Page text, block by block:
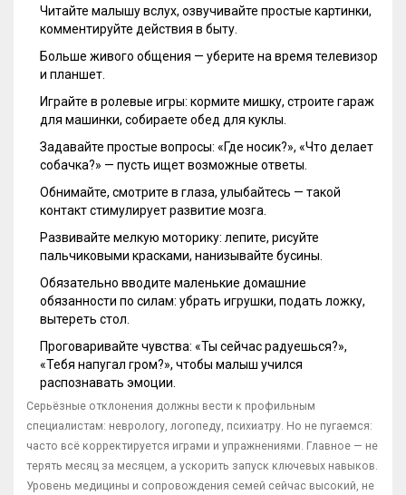
Читайте малышу вслух, озвучивайте простые картинки,
комментируйте действия в быту.
Больше живого общения — уберите на время телевизор
и планшет.
Играйте в ролевые игры: кормите мишку, строите гараж
для машинки, собираете обед для куклы.
Задавайте простые вопросы: «Где носик?», «Что делает
собачка?» — пусть ищет возможные ответы.
Обнимайте, смотрите в глаза, улыбайтесь — такой
контакт стимулирует развитие мозга.
Развивайте мелкую моторику: лепите, рисуйте
пальчиковыми красками, нанизывайте бусины.
Обязательно вводите маленькие домашние
обязанности по силам: убрать игрушки, подать ложку,
вытереть стол.
Проговаривайте чувства: «Ты сейчас радуешься?»,
«Тебя напугал гром?», чтобы малыш учился
распознавать эмоции.
Серьёзные отклонения должны вести к профильным
специалистам: неврологу, логопеду, психиатру. Но не пугаемся:
часто всё корректируется играми и упражнениями. Главное — не
терять месяц за месяцем, а ускорить запуск ключевых навыков.
Уровень медицины и сопровождения семей сейчас высокий, не